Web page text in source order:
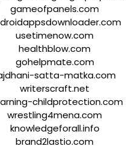
gameofpanels.com
usetimenow.com
healthblow.com
gohelpmate.com
satta-matka.com
writerscraft.net
childprotection.com
wrestling4mena.com
knowledgeforall.info
brand2lastio.com